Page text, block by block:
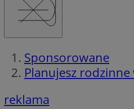
Sponsorowane
Planujesz
reklama